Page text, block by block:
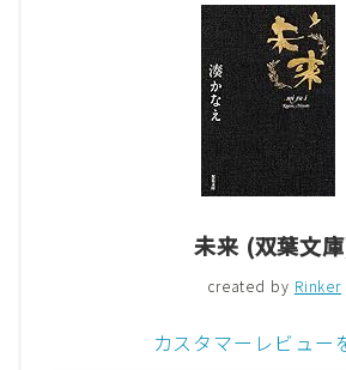
Evaluation
読書をより楽しむ Good Reading
未来 (双葉文
created by Rinker
カスタマーレビュー